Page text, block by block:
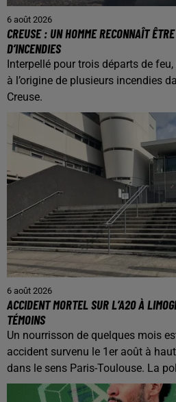
6 août 2026
CREUSE : UN HOMME RECONNAÎT
D’INCENDIES
Interpellé pour trois départs de
à l’origine de plusieurs incendies
Creuse.
6 août 2026
ACCIDENT MORTEL SUR L’A20 À
TÉMOINS
Un nourrisson de quelques mois
accident survenu le 1er août à
dans le sens Paris-Toulouse. La